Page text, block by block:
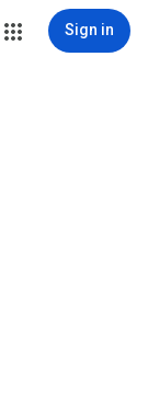
Sign in